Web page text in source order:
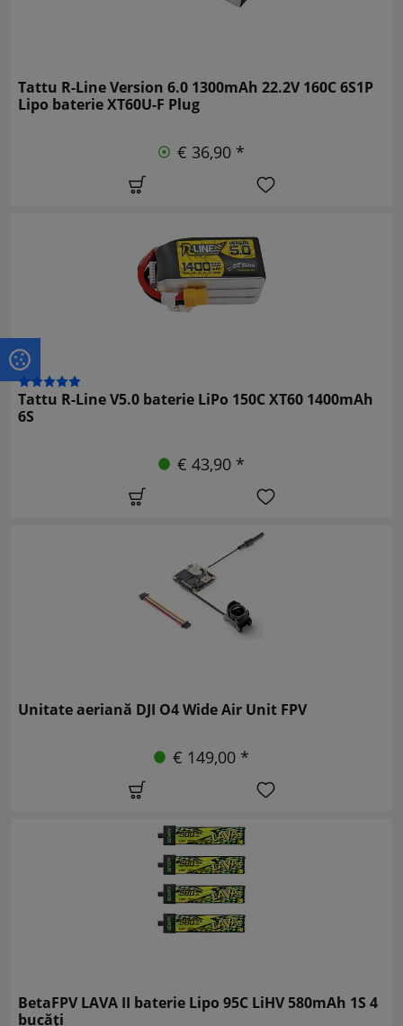
Tattu R-Line Version 6.0 1300mAh 22.2V 160C 6S1P
Lipo baterie XT60U-F Plug
€ 36,90 *
Tattu R-Line V5.0 baterie LiPo 150C XT60 1400mAh
6S
€ 43,90 *
Unitate aeriană DJI O4 Wide Air Unit FPV
€ 149,00 *
BetaFPV LAVA II baterie Lipo 95C LiHV 580mAh 1S 4
bucăți